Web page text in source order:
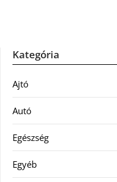
Kategória
Ajtó
Autó
Egészség
Egyéb